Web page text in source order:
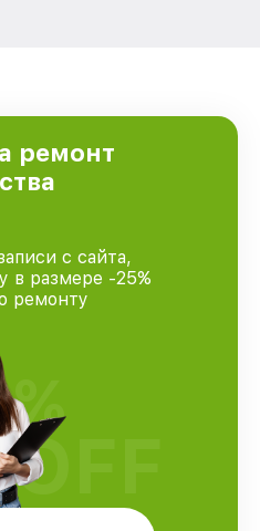
ремонт
с сайта,
в размере -25%
ремонту
%
OFF